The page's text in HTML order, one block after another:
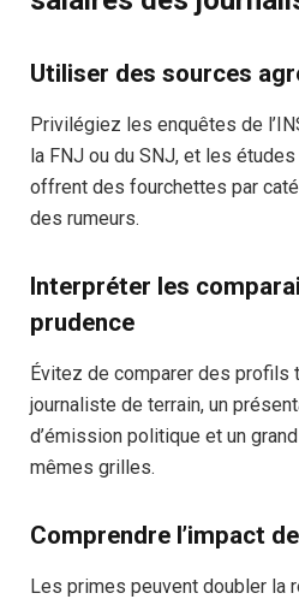
Utiliser des sources
Privilégiez les enquêtes de
la FNJ ou du SNJ, et les études
offrent des fourchettes par
des rumeurs.
Interpréter les
prudence
Évitez de comparer des profils
journaliste de terrain, un
d’émission politique et un
mêmes grilles.
Comprendre l’impact
Les primes peuvent doubler la